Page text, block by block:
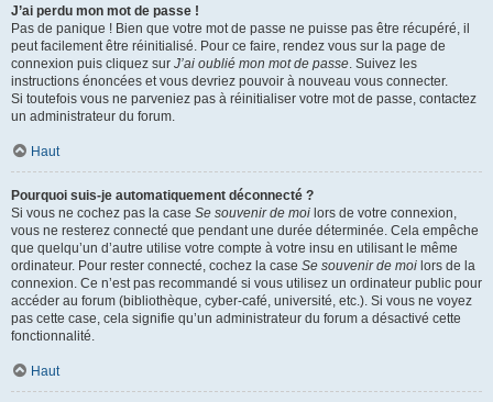
J’ai perdu mon mot de passe !
Pas de panique ! Bien que votre mot de passe ne puisse pas être récupéré, il
peut facilement être réinitialisé. Pour ce faire, rendez vous sur la page de
connexion puis cliquez sur J’ai oublié mon mot de passe. Suivez les
instructions énoncées et vous devriez pouvoir à nouveau vous connecter.
Si toutefois vous ne parveniez pas à réinitialiser votre mot de passe, contactez
un administrateur du forum.
Haut
Pourquoi suis-je automatiquement déconnecté ?
Si vous ne cochez pas la case Se souvenir de moi lors de votre connexion,
vous ne resterez connecté que pendant une durée déterminée. Cela empêche
que quelqu’un d’autre utilise votre compte à votre insu en utilisant le même
ordinateur. Pour rester connecté, cochez la case Se souvenir de moi lors de la
connexion. Ce n’est pas recommandé si vous utilisez un ordinateur public pour
accéder au forum (bibliothèque, cyber-café, université, etc.). Si vous ne voyez
pas cette case, cela signifie qu’un administrateur du forum a désactivé cette
fonctionnalité.
Haut